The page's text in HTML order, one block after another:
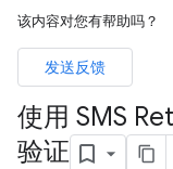
该内容对您有帮助吗？
发送反馈
使用 SMS
验证